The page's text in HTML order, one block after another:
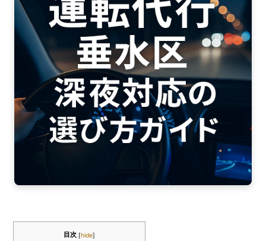
o
o
k
目次 [hide]